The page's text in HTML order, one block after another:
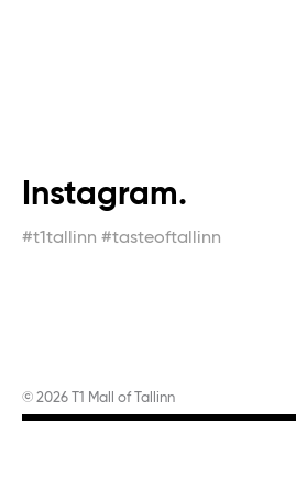
Instagram.
#t1tallinn #tasteoftallinn
© 2026 T1 Mall of Tallinn